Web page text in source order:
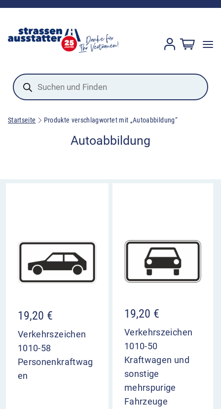
Products
search
Startseite Produkte verschlagwortet mit „Autoabbildung“
Autoabbildung
19,20 €
Verkehrszeichen
1010-58
Personenkraftwag
en
19,20 €
Verkehrszeichen
1010-50
Kraftwagen und
sonstige
mehrspurige
Fahrzeuge